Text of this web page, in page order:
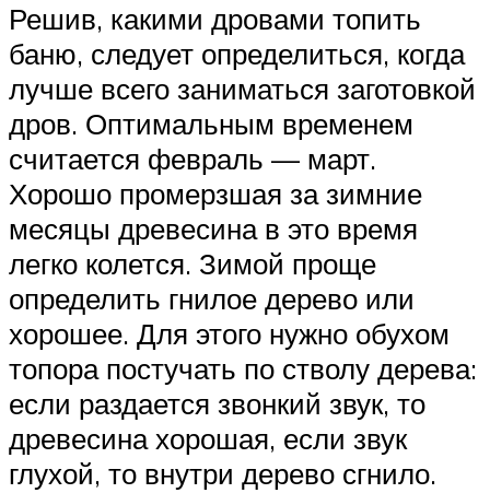
Решив, какими дровами топить
баню, следует определиться, когда
лучше всего заниматься заготовкой
дров. Оптимальным временем
считается февраль — март.
Хорошо промерзшая за зимние
месяцы древесина в это время
легко колется. Зимой проще
определить гнилое дерево или
хорошее. Для этого нужно обухом
топора постучать по стволу дерева:
если раздается звонкий звук, то
древесина хорошая, если звук
глухой, то внутри дерево сгнило.